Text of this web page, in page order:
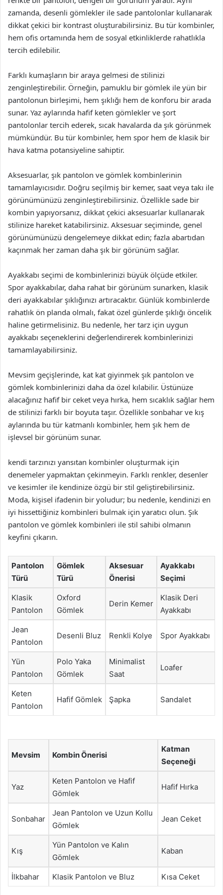
zamanda, desenli gömlekler ile sade pantolonlar kullanarak
dikkat çekici bir kontrast oluşturabilirsiniz. Bu tür kombinler,
hem ofis ortamında hem de sosyal etkinliklerde rahatlıkla
tercih edilebilir.
Farklı kumaşların bir araya gelmesi de stilinizi
zenginleştirebilir. Örneğin, pamuklu bir gömlek ile yün bir
pantolonun birleşimi, hem şıklığı hem de konforu bir arada
sunar. Yaz aylarında hafif keten gömlekler ve şort
pantolonlar tercih ederek, sıcak havalarda da şık görünmek
mümkündür. Bu tür kombinler, hem spor hem de klasik bir
hava katma potansiyeline sahiptir.
Aksesuarlar, şık pantolon ve gömlek kombinlerinin
tamamlayıcısıdır. Doğru seçilmiş bir kemer, saat veya takı ile
görünümünüzü zenginleştirebilirsiniz. Özellikle sade bir
kombin yapıyorsanız, dikkat çekici aksesuarlar kullanarak
stilinize hareket katabilirsiniz. Aksesuar seçiminde, genel
görünümünüzü dengelemeye dikkat edin; fazla abartıdan
kaçınmak her zaman daha şık bir görünüm sağlar.
Ayakkabı seçimi de kombinlerinizi büyük ölçüde etkiler.
Spor ayakkabılar, daha rahat bir görünüm sunarken, klasik
deri ayakkabılar şıklığınızı artıracaktır. Günlük kombinlerde
rahatlık ön planda olmalı, fakat özel günlerde şıklığı öncelik
haline getirmelisiniz. Bu nedenle, her tarz için uygun
ayakkabı seçeneklerini değerlendirerek kombinlerinizi
tamamlayabilirsiniz.
Mevsim geçişlerinde, kat kat giyinmek şık pantolon ve
gömlek kombinlerinizi daha da özel kılabilir. Üstünüze
alacağınız hafif bir ceket veya hırka, hem sıcaklık sağlar hem
de stilinizi farklı bir boyuta taşır. Özellikle sonbahar ve kış
aylarında bu tür katmanlı kombinler, hem şık hem de
işlevsel bir görünüm sunar.
kendi tarzınızı yansıtan kombinler oluşturmak için
denemeler yapmaktan çekinmeyin. Farklı renkler, desenler
ve kesimler ile kendinize özgü bir stil geliştirebilirsiniz.
Moda, kişisel ifadenin bir yoludur; bu nedenle, kendinizi en
iyi hissettiğiniz kombinleri bulmak için yaratıcı olun. Şık
pantolon ve gömlek kombinleri ile stil sahibi olmanın
keyfini çıkarın.
Pantolon
Türü
Gömlek
Türü
Aksesuar
Önerisi
Ayakkabı
Seçimi
Klasik
Pantolon
Oxford
Gömlek
Derin Kemer
Klasik Deri
Ayakkabı
Jean
Pantolon
Desenli Bluz Renkli Kolye Spor Ayakkabı
Yün
Pantolon
Polo Yaka
Gömlek
Minimalist
Saat
Loafer
Keten
Pantolon
Hafif Gömlek Şapka Sandalet
Mevsim Kombin Önerisi
Katman
Seçeneği
Yaz
Keten Pantolon ve Hafif
Gömlek
Hafif Hırka
Sonbahar
Jean Pantolon ve Uzun Kollu
Gömlek
Jean Ceket
Kış
Yün Pantolon ve Kalın
Gömlek
Kaban
İlkbahar Klasik Pantolon ve Bluz Kısa Ceket